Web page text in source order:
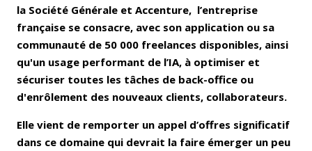
la Société Générale et Accenture, l’entreprise
française se consacre, avec son application ou sa
communauté de 50 000 freelances disponibles, ainsi
qu'un usage performant de l’IA, à optimiser et
sécuriser toutes les tâches de back-office ou
d'enrôlement des nouveaux clients, collaborateurs.
Elle vient de remporter un appel d’offres significatif
dans ce domaine qui devrait la faire émerger un peu